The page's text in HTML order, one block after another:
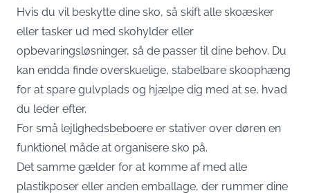
Hvis du vil beskytte dine sko, så skift alle skoæsker
eller tasker ud med skohylder eller
opbevaringsløsninger, så de passer til dine behov. Du
kan endda finde overskuelige, stabelbare skoophæng
for at spare gulvplads og hjælpe dig med at se, hvad
du leder efter.
For små lejlighedsbeboere er stativer over døren en
funktionel måde at organisere sko på.
Det samme gælder for at komme af med alle
plastikposer eller anden emballage, der rummer dine